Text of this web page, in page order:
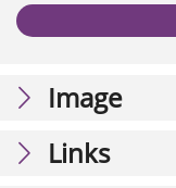
Image
Links